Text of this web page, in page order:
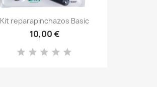
Kit reparapinchazos Basic
10,00 €